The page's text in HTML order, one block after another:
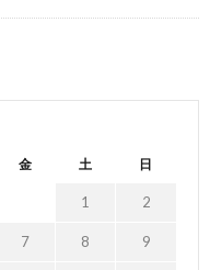
金 土 日
1 2
7 8 9